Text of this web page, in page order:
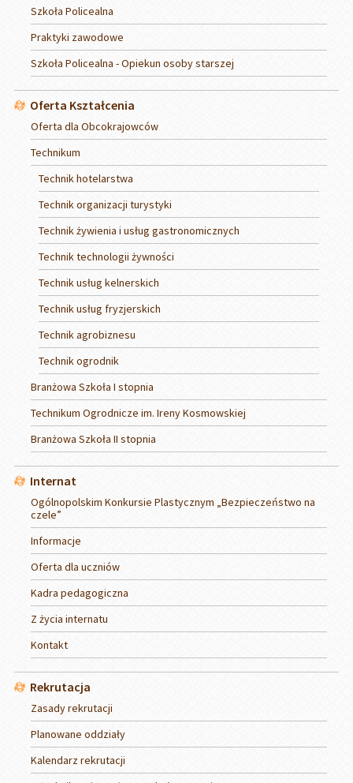
Szkoła Policealna
Praktyki zawodowe
Szkoła Policealna - Opiekun osoby starszej
Oferta Kształcenia
Oferta dla Obcokrajowców
Technikum
Technik hotelarstwa
Technik organizacji turystyki
Technik żywienia i usług gastronomicznych
Technik technologii żywności
Technik usług kelnerskich
Technik usług fryzjerskich
Technik agrobiznesu
Technik ogrodnik
Branżowa Szkoła I stopnia
Technikum Ogrodnicze im. Ireny Kosmowskiej
Branżowa Szkoła II stopnia
Internat
Ogólnopolskim Konkursie Plastycznym „Bezpieczeństwo na
czele”
Informacje
Oferta dla uczniów
Kadra pedagogiczna
Z życia internatu
Kontakt
Rekrutacja
Zasady rekrutacji
Planowane oddziały
Kalendarz rekrutacji